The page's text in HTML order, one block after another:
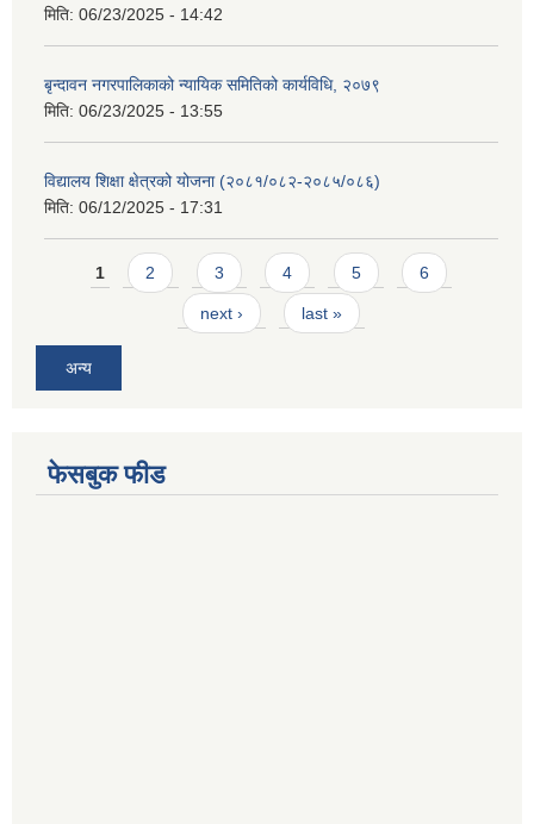
मिति: 06/23/2025 - 14:42
बृन्दावन नगरपालिकाको न्यायिक समितिको कार्यविधि, २०७९
मिति: 06/23/2025 - 13:55
विद्यालय शिक्षा क्षेत्रको योजना (२०८१/०८२-२०८५/०८६)
मिति: 06/12/2025 - 17:31
Pages
1 2 3 4 5 6
next › last »
अन्य
फेसबुक फीड